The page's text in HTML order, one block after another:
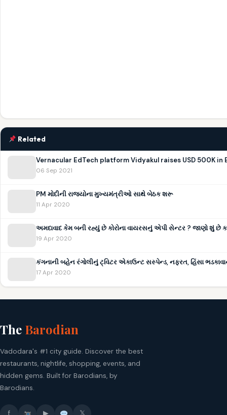
Related
Vernacular EdTech platform Vidyakul raises USD 500K
06 Sep 2021
PM મોદીની રાજ્યોના મુખ્યમંત્રીઓ સાથે બેઠક શરૂ
11 Apr 2020
અમદાવાદ કેમ બની રહ્યું છે કોરોના વાયરસનું એપી સેન્ટર ? જાણો શું છે
19 Apr 2020
કંગનાની બહેન રંગોલીનું ટ્વિટર એકાઉન્ટ સસ્પેન્ડ, નફરત, હિંસા
17 Apr 2020
The Barodian
Vadodara's #1 city guide. Discover the best
restaurants, nightlife, shopping, events, and
hidden gems. Built for Barodians, by
Barodians.